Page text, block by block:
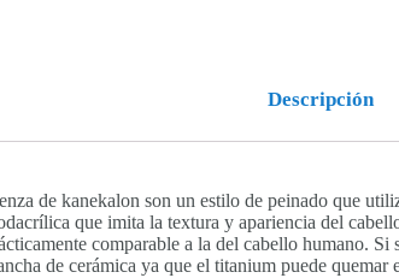
Descripción
de kanekalon son un estilo de peinado que
que imita la textura y apariencia del
comparable a la del cabello humano.
de cerámica ya que el titanium puede quemar